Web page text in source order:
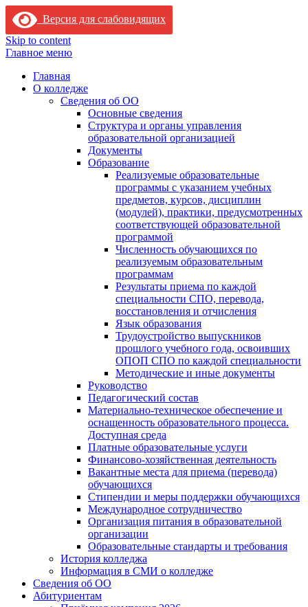
Версия для слабовидящих
Skip to content
Главное меню
Главная
О колледже
Сведения об ОО
Основные сведения
Структура и органы управления
образовательной организацией
Документы
Образование
Реализуемые образовательные
программы с указанием учебных
предметов, курсов, дисциплин
(модулей), практики, предусмотренных
соответствующей образовательной
программой
Численность обучающихся по
реализуемым образовательным
программам
Результаты приема по каждой
специальности СПО, перевода,
восстановления и отчисления
Язык образования
Трудоустройство выпускников
прошлого учебного года, освоивших
ОПОП СПО по каждой специальности
Методические и иные документы
Руководство
Педагогический состав
Материально-техническое обеспечение и
оснащенность образовательного процесса.
Доступная среда
Платные образовательные услуги
Финансово-хозяйственная деятельность
Вакантные места для приема (перевода)
обучающихся
Стипендии и меры поддержки обучающихся
Международное сотрудничество
Организация питания в образовательной
организации
Образовательные стандарты и требования
История колледжа
Информация в СМИ о колледже
Сведения об ОО
Абитуриентам